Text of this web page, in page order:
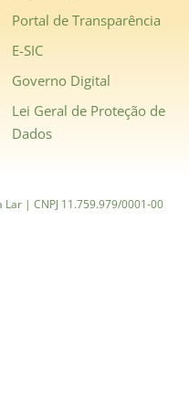
Portal de Transparência
E-SIC
Governo Digital
Lei Geral de Proteção de
Dados
| CNPJ 11.759.979/0001-00